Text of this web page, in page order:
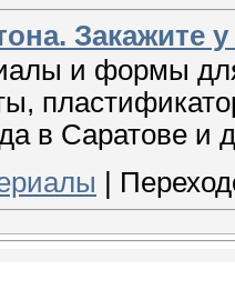
Закажите у
и формы
в Саратове и